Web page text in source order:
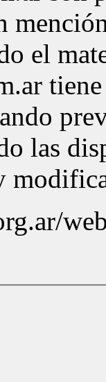
el
las